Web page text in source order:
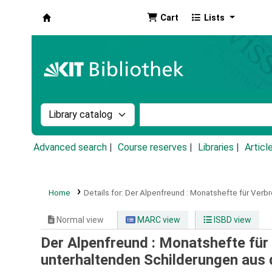
Cart Lists
Search the catalog by:
Advanced search Course reserves Libraries
Home Details for: Der Alpenfreund : Monatshefte für
Normal view MARC view ISBD view
Der Alpenfreund : Monatshefte für
unterhaltenden Schilderungen